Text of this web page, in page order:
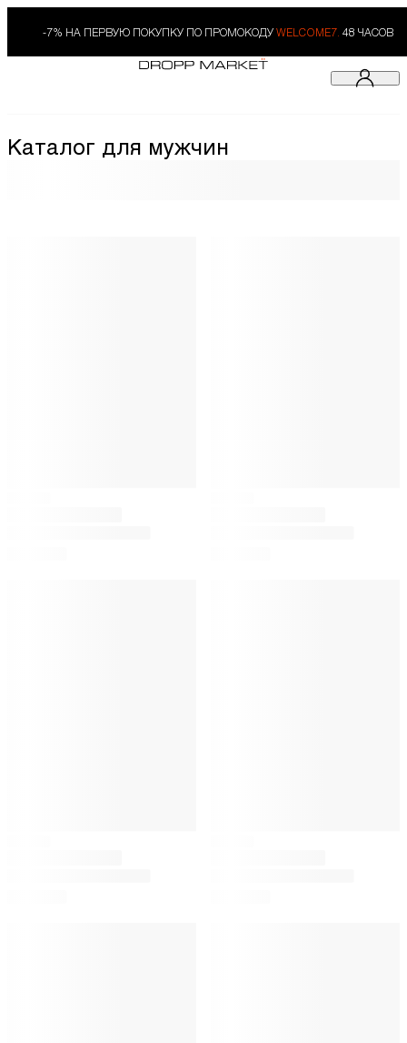
-7% НА ПЕРВУЮ ПОКУПКУ ПО ПРОМОКОДУ WELCOME7. 48 ЧАСОВ
Каталог для мужчин